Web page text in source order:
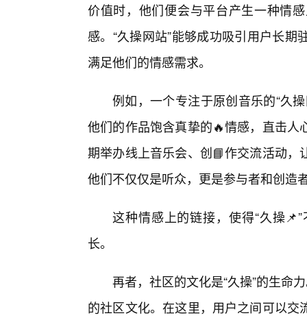
价值时，他们便会与平台产生一种情
感。“久操网站”能够成功吸引用户长
满足他们的情感需求。
例如，一个专注于原创音乐的“久
他们的作品饱含真挚的🔥情感，直击
期举办线上音乐会、创📘作交流活动
他们不仅仅是听众，更是参与者和创造
这种情感上的链接，使得“久操
长。
再者，社区的文化是“久操”的生命
的社区文化。在这里，用户之间可以